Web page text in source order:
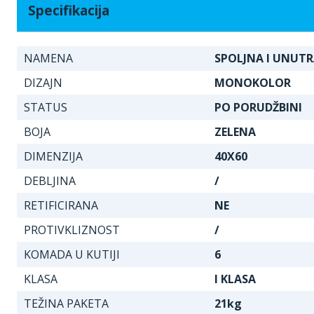
Specifikacija
NAMENA
SPOLJNA I
DIZAJN
MONOKOLOR
STATUS
PO PORUDŽBINI
BOJA
ZELENA
DIMENZIJA
40X60
DEBLJINA
/
RETIFICIRANA
NE
PROTIVKLIZNOST
/
KOMADA U KUTIJI
6
KLASA
I KLASA
TEŽINA PAKETA
21kg